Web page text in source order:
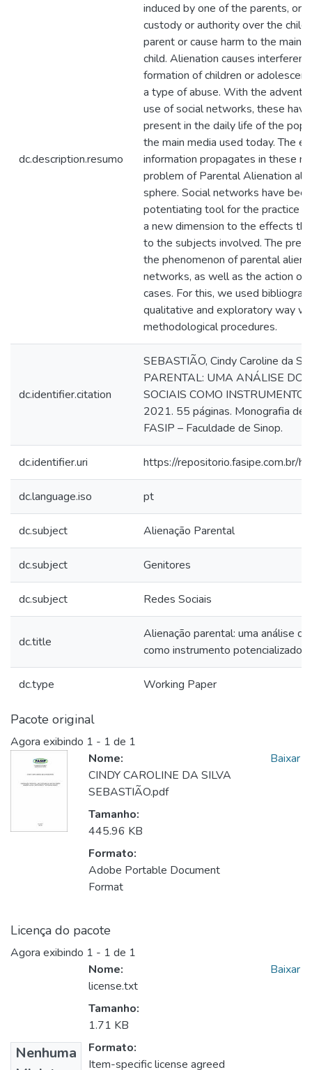
dc.description.resumo
induced by one of the parents, or
custody or authority over the
parent or cause harm to the
child. Alienation causes
formation of children or
a type of abuse. With the advent
use of social networks, these
present in the daily life of the
the main media used today. The
information propagates in these
problem of Parental Alienation
sphere. Social networks have
potentiating tool for the practice
a new dimension to the effects
to the subjects involved. The
the phenomenon of parental
networks, as well as the action of
cases. For this, we used
qualitative and exploratory way
methodological procedures.
dc.identifier.citation
SEBASTIÃO, Cindy Caroline da
PARENTAL: UMA ANÁLISE DO
SOCIAIS COMO INSTRUMENTO
2021. 55 páginas. Monografia de
FASIP – Faculdade de Sinop.
dc.identifier.uri https://repositorio.fasipe.com.br/
dc.language.iso pt
dc.subject Alienação Parental
dc.subject Genitores
dc.subject Redes Sociais
dc.title
Alienação parental: uma análise
como instrumento potencializador
dc.type Working Paper
Pacote original
Agora exibindo 1 - 1 de 1
Nome:
CINDY CAROLINE DA SILVA
SEBASTIÃO.pdf
Tamanho:
445.96 KB
Formato:
Adobe Portable Document
Format
Baixar
Licença do pacote
Agora exibindo 1 - 1 de 1
Nenhuma
Nome:
license.txt
Tamanho:
1.71 KB
Formato:
Item-specific license agreed
Baixar